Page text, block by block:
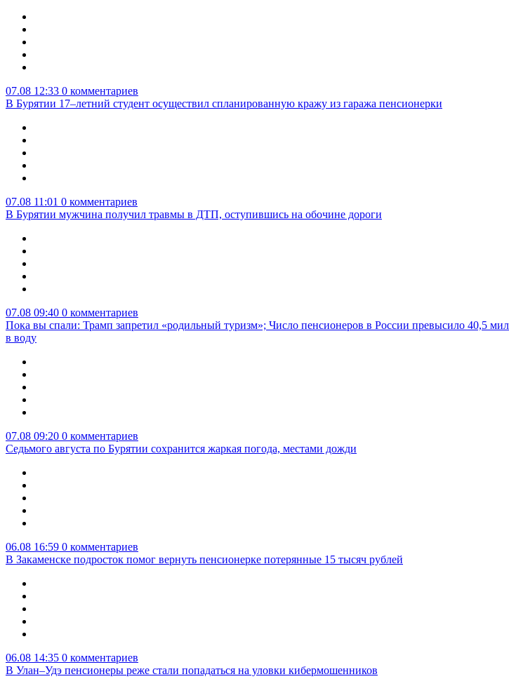
07.08 12:33 0 комментариев
В Бурятии 17–летний студент осуществил спланированную кражу из гаража пенсионерки
07.08 11:01 0 комментариев
В Бурятии мужчина получил травмы в ДТП, оступившись на обочине дороги
07.08 09:40 0 комментариев
Пока вы спали: Трамп запретил «родильный туризм»; Число пенсионеров в России превысило 40,5
в воду
07.08 09:20 0 комментариев
Седьмого августа по Бурятии сохранится жаркая погода, местами дожди
06.08 16:59 0 комментариев
В Закаменске подросток помог вернуть пенсионерке потерянные 15 тысяч рублей
06.08 14:35 0 комментариев
В Улан–Удэ пенсионеры реже стали попадаться на уловки кибермошенников